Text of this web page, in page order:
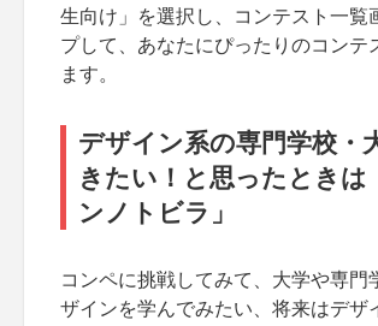
生向け」を選択し、コンテスト一覧
プして、あなたにぴったりのコンテ
ます。
デザイン系の専門学校・
きたい！と思ったときは
ンノトビラ」
コンペに挑戦してみて、大学や専門
ザインを学んでみたい、将来はデザ